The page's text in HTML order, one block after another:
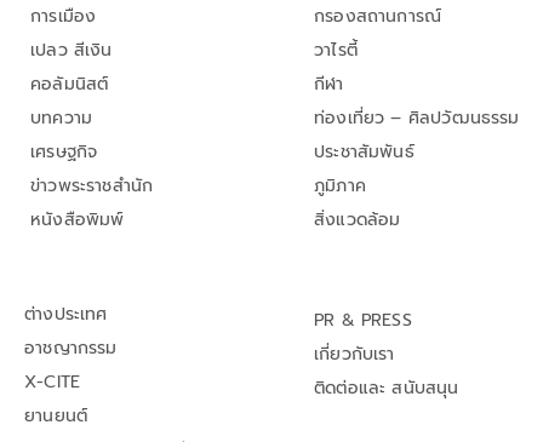
การเมือง
เปลว สีเงิน
คอลัมนิสต์
บทความ
เศรษฐกิจ
ข่าวพระราชสำนัก
หนังสือพิมพ์
กรองสถานการณ์
วาไรตี้
กีฬา
ท่องเที่ยว – ศิลปวัฒนธรรม
ประชาสัมพันธ์
ภูมิภาค
สิ่งแวดล้อม
ต่างประเทศ
อาชญากรรม
X-CITE
ยานยนต์
PR & PRESS
เกี่ยวกับเรา
ติดต่อและ สนับสนุน